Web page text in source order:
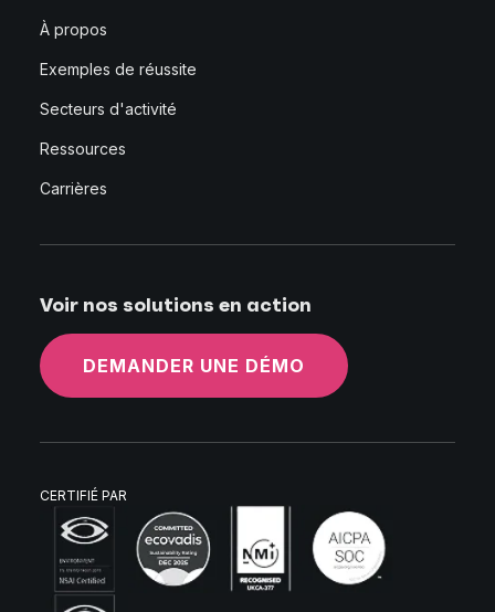
À propos
Exemples de réussite
Secteurs d'activité
Ressources
Carrières
Voir nos solutions en action
DEMANDER UNE DÉMO
CERTIFIÉ PAR